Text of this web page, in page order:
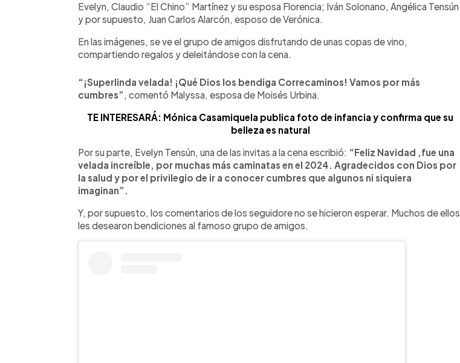
Evelyn, Claudio “El Chino” Martínez y su esposa Florencia; Iván Solonano, Angélica Tensún
y por supuesto, Juan Carlos Alarcón, esposo de Verónica.
En las imágenes, se ve el grupo de amigos disfrutando de unas copas de vino,
compartiendo regalos y deleitándose con la cena.
“¡Superlinda velada! ¡Qué Dios los bendiga Correcaminos! Vamos por más
cumbres”, comentó Malyssa, esposa de Moisés Urbina.
TE INTERESARÁ: Mónica Casamiquela publica foto de infancia y confirma que su
belleza es natural
Por su parte, Evelyn Tensún, una de las invitas a la cena escribió: “Feliz Navidad ,fue una
velada increíble, por muchas más caminatas en el 2024. Agradecidos con Dios por
la salud y por el privilegio de ir a conocer cumbres que algunos ni siquiera
imaginan”.
Y, por supuesto, los comentarios de los seguidore no se hicieron esperar. Muchos de ellos
les desearon bendiciones al famoso grupo de amigos.